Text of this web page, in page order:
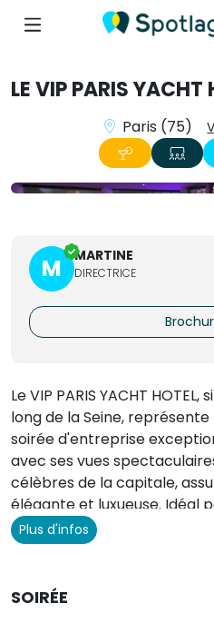
LE VIP PARIS YACHT
Paris (75)
M MARTINE
DIRECTRICE
Le VIP PARIS YACHT
long de la Seine,
soirée d'entreprise
avec ses vues
célèbres de la capitale,
élégante et luxueuse. Idéal
améliorer les relations
simplement pour profiter
une terrasse panoramique
Plus d'infos
SOIRÉE